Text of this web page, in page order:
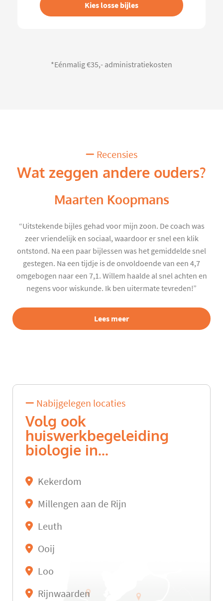
Kies losse bijles
*Eénmalig €35,- administratiekosten
Recensies
Wat zeggen andere ouders?
Maarten Koopmans
“Uitstekende bijles gehad voor mijn zoon. De coach was
zeer vriendelijk en sociaal, waardoor er snel een klik
ontstond. Na een paar bijlessen was het gemiddelde snel
gestegen. Na een tijdje is de onvoldoende van een 4,7
omgebogen naar een 7,1. Willem haalde al snel achten en
negens voor wiskunde. Ik ben uitermate tevreden!”
Lees meer
Nabijgelegen locaties
Volg ook
huiswerkbegeleiding
biologie in...
Kekerdom
Millengen aan de Rijn
Leuth
Ooij
Loo
Rijnwaarden